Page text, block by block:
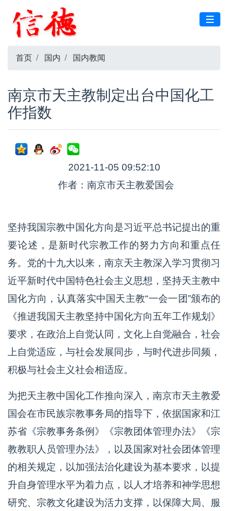
首页 国内 国内教闻
南京市天主教制定出台中国化工
作指数
2021-11-05 09:52:10
作者：南京市天主教爱国会
坚持我国宗教中国化方向是习近平总书记提出的重
要论述，是新时代宗教工作的努力方向和重点任
务。党的十九大以来，南京天主教深入学习贯彻习
近平新时代中国特色社会主义思想，坚持天主教中
国化方向，认真落实中国天主教“一会一团”颁布的
《推进我国天主教坚持中国化方向五年工作规划》
要求，在政治上自觉认同，文化上自觉融合，社会
上自觉适应，与社会发展同步，与时代进步同频，
积极与社会主义社会相适应。
为把天主教中国化工作推向深入，南京市天主教爱
国会在市民族宗教事务局的指导下，依据国家和江
苏省《宗教事务条例》《宗教团体管理办法》《宗
教教职人员管理办法》，以及国家对社会团体管理
的相关规定，以加强法治化建设为基本要求，以提
升自身管理水平为着力点，以人才培养和神学思想
研究、宗教文化建设为活力支撑，以保障大局、服